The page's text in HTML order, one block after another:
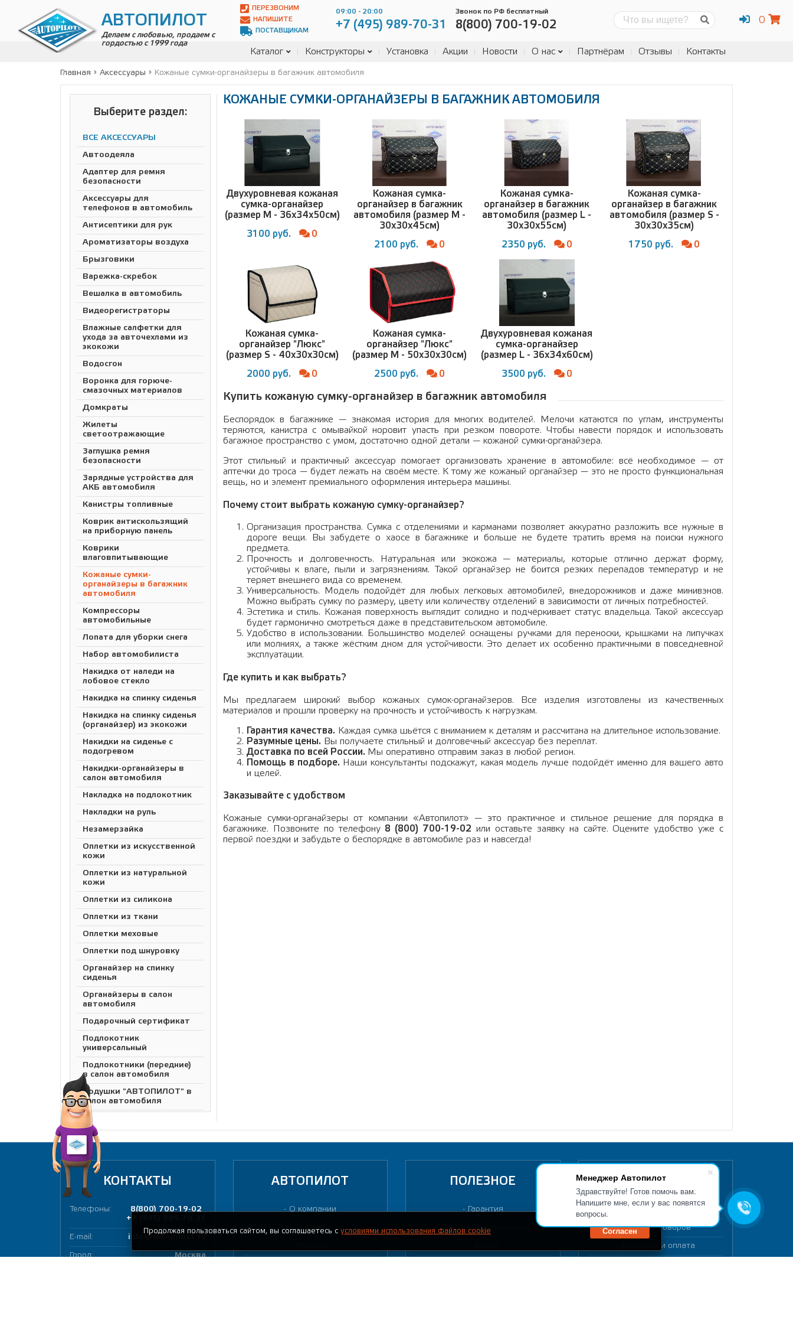
Менеджер Автопилот
Здравствуйте! Готов помочь вам.
Напишите мне, если у вас появятся
вопросы.
АВТОПИЛОТ
Делаем с любовью, продаем с
гордостью с 1999 года
ПЕРЕЗВОНИМ
НАПИШИТЕ
ПОСТАВЩИКАМ
09:00 - 20:00
+7 (495) 989-70-31
Звонок по РФ бесплатный
8(800) 700-19-02 0
Каталог Конструкторы Установка Акции Новости О нас Партнёрам Отзывы Контакты
Главная Аксессуары Кожаные сумки-органайзеры в багажник автомобиля
Выберите раздел:
ВСЕ АКСЕССУАРЫ
Автоодеяла
Адаптер для ремня
безопасности
Аксессуары для
телефонов в автомобиль
Антисептики для рук
Ароматизаторы воздуха
Брызговики
Варежка-скребок
Вешалка в автомобиль
Видеорегистраторы
Влажные салфетки для
ухода за авточехлами из
экокожи
Водосгон
Воронка для горюче-
смазочных материалов
Домкраты
Жилеты
светоотражающие
Заглушка ремня
безопасности
Зарядные устройства для
АКБ автомобиля
Канистры топливные
Коврик антискользящий
на приборную панель
Коврики
влаговпитывающие
Кожаные сумки-
органайзеры в багажник
автомобиля
Компрессоры
автомобильные
Лопата для уборки снега
Набор автомобилиста
Накидка от наледи на
лобовое стекло
Накидка на спинку сиденья
Накидка на спинку сиденья
(органайзер) из экокожи
Накидки на сиденье с
подогревом
Накидки-органайзеры в
салон автомобиля
Накладка на подлокотник
Накладки на руль
Незамерзайка
Оплетки из искусственной
кожи
Оплетки из натуральной
кожи
Оплетки из силикона
Оплетки из ткани
Оплетки меховые
Оплетки под шнуровку
Органайзер на спинку
сиденья
Органайзеры в салон
автомобиля
Подарочный сертификат
Подлокотник
универсальный
Подлокотники (передние)
в салон автомобиля
Подушки "АВТОПИЛОТ" в
салон автомобиля
Провода прикуривания
Пуфик
Пылесосы автомобильные
Рамка гос-номера
Ручные опрыскиватели
Сетки багажные
Сумка-органайзер в
багажник автомобиля EVA
Сумка дорожная
АВТОПИЛОТ
КОЖАНЫЕ СУМКИ-ОРГАНАЙЗЕРЫ В БАГАЖНИК АВТОМОБИЛЯ
Двухуровневая кожаная
сумка-органайзер
(размер M - 36x34x50см)
3100 руб. 0
Кожаная сумка-
органайзер в багажник
автомобиля (размер M -
30x30x45см)
2100 руб. 0
Кожаная сумка-
органайзер в багажник
автомобиля (размер L -
30x30x55см)
2350 руб. 0
Кожаная сумка-
органайзер в багажник
автомобиля (размер S -
30x30x35см)
1750 руб. 0
Кожаная сумка-
органайзер "Люкс"
(размер S - 40x30x30см)
2000 руб. 0
Кожаная сумка-
органайзер "Люкс"
(размер M - 50x30x30см)
2500 руб. 0
Двухуровневая кожаная
сумка-органайзер
(размер L - 36x34x60см)
3500 руб. 0
Купить кожаную сумку-органайзер в багажник автомобиля
Беспорядок в багажнике — знакомая история для многих водителей. Мелочи катаются по углам, инструменты
теряются, канистра с омывайкой норовит упасть при резком повороте. Чтобы навести порядок и использовать
багажное пространство с умом, достаточно одной детали — кожаной сумки-органайзера.
Этот стильный и практичный аксессуар помогает организовать хранение в автомобиле: всё необходимое — от
аптечки до троса — будет лежать на своём месте. К тому же кожаный органайзер — это не просто функциональная
вещь, но и элемент премиального оформления интерьера машины.
Почему стоит выбрать кожаную сумку-органайзер?
Организация пространства. Сумка с отделениями и карманами позволяет аккуратно разложить все нужные в
дороге вещи. Вы забудете о хаосе в багажнике и больше не будете тратить время на поиски нужного
предмета.
Прочность и долговечность. Натуральная или экокожа — материалы, которые отлично держат форму,
устойчивы к влаге, пыли и загрязнениям. Такой органайзер не боится резких перепадов температур и не
теряет внешнего вида со временем.
Универсальность. Модель подойдёт для любых легковых автомобилей, внедорожников и даже минивэнов.
Можно выбрать сумку по размеру, цвету или количеству отделений в зависимости от личных потребностей.
Эстетика и стиль. Кожаная поверхность выглядит солидно и подчёркивает статус владельца. Такой аксессуар
будет гармонично смотреться даже в представительском автомобиле.
Удобство в использовании. Большинство моделей оснащены ручками для переноски, крышками на липучках
или молниях, а также жёстким дном для устойчивости. Это делает их особенно практичными в повседневной
эксплуатации.
Где купить и как выбрать?
Мы предлагаем широкий выбор кожаных сумок-органайзеров. Все изделия изготовлены из качественных
материалов и прошли проверку на прочность и устойчивость к нагрузкам.
Гарантия качества. Каждая сумка шьётся с вниманием к деталям и рассчитана на длительное использование.
Разумные цены. Вы получаете стильный и долговечный аксессуар без переплат.
Доставка по всей России. Мы оперативно отправим заказ в любой регион.
Помощь в подборе. Наши консультанты подскажут, какая модель лучше подойдёт именно для вашего авто
и целей.
Заказывайте с удобством
Кожаные сумки-органайзеры от компании «Автопилот» — это практичное и стильное решение для порядка в
багажнике. Позвоните по телефону 8 (800) 700-19-02 или оставьте заявку на сайте. Оцените удобство уже с
первой поездки и забудьте о беспорядке в автомобиле раз и навсегда!
КОНТАКТЫ
Телефоны:
8(800) 700-19-02
+7 (495) 989-70-31
E-mail: info@avtopilot1.ru
Город: Москва
АВТОПИЛОТ
О компании
Контакты
ПОЛЕЗНОЕ
Гарантия
Установка Авточехлов
ИНТЕРНЕТ МАГАЗИН
О интернет магазине
Каталог товаров
Доставка и оплата
Адрес:
Чагинская
Продолжая пользоваться сайтом, вы соглашаетесь с условиями использования файлов cookie Согласен